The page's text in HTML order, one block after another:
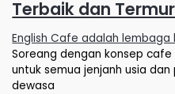
Terbaik dan
English Cafe adalah lembaga
Soreang dengan konsep
untuk semua jenjanh usia
dewasa